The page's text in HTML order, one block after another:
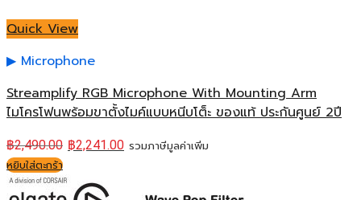
Quick View
Microphone
Streamplify RGB Microphone With Mounting Arm
ไมโครโฟนพร้อมขาตั้งไมค์แบบหนีบโต็ะ ของแท้ ประกันศูนย์ 2ปี
฿2,490.00 ฿2,241.00 รวมภาษีมูลค่าเพิ่ม
หยิบใส่ตะกร้า